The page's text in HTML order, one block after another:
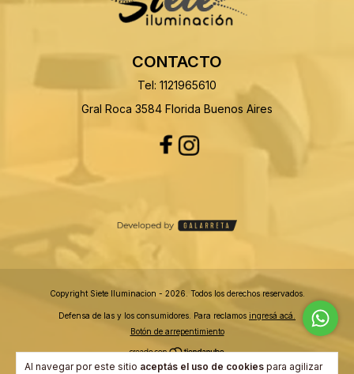
Al navegar por este sitio aceptás el uso de cookies para agilizar
CONTACTO
Tel: 1121965610
Gral Roca 3584 Florida Buenos Aires
Copyright Siete Iluminacion - 2026. Todos los derechos reservados.
Defensa de las y los consumidores. Para reclamos ingresá acá.
Botón de arrepentimiento